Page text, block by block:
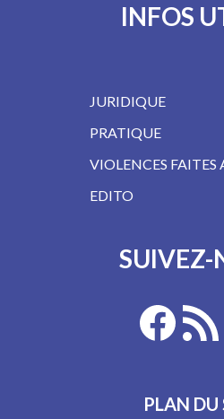
INFOS
JURIDIQUE
PRATIQUE
VIOLENCES FAITES
EDITO
SUIVEZ-
PLAN DU